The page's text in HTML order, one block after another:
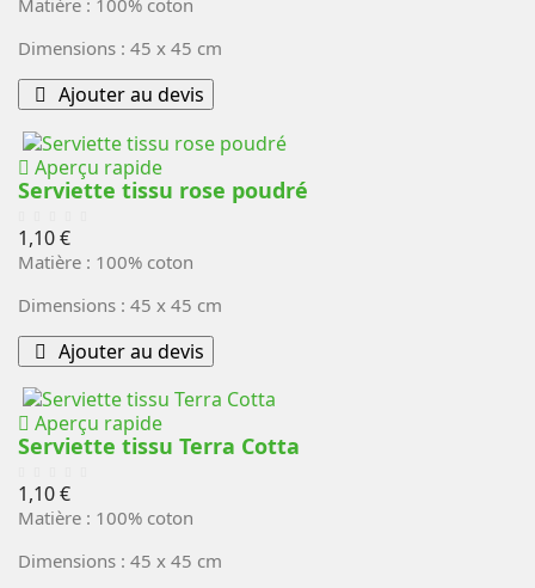
Matière : 100% coton
Dimensions : 45 x 45 cm
Ajouter au devis
Aperçu rapide
Serviette tissu rose poudré
Prix
1,10 €
Matière : 100% coton
Dimensions : 45 x 45 cm
Ajouter au devis
Aperçu rapide
Serviette tissu Terra Cotta
Prix
1,10 €
Matière : 100% coton
Dimensions : 45 x 45 cm